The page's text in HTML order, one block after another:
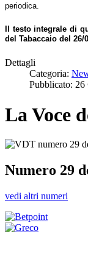
periodica.
Il testo integrale di
del Tabaccaio del 26/
Dettagli
Categoria:
Pubblicato:
La Voce
Numero 29
vedi altri numeri